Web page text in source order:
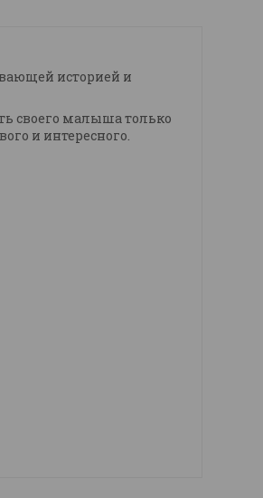
историей и
своего малыша только
и интересного.